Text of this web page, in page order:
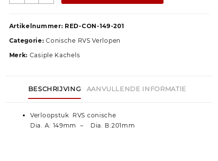
Artikelnummer: RED-CON-149-201
Categorie:Conische RVS Verlopen
Merk: Casiple Kachels
BESCHRIJVING AANVULLENDE INFORMATIE
Verloopstuk RVS conische
Dia. A: 149mm – Dia. B:201mm